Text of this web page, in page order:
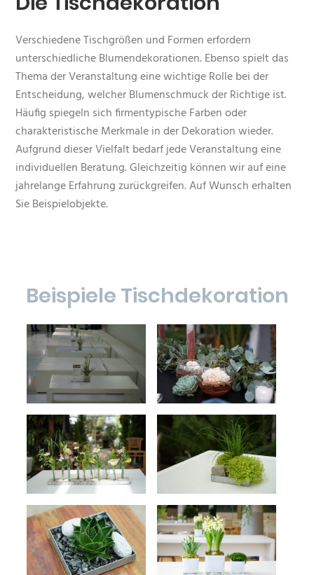
Verschiedene Tischgrößen und Formen erfordern
unterschiedliche Blumendekorationen. Ebenso spielt das
Thema der Veranstaltung eine wichtige Rolle bei der
Entscheidung, welcher Blumenschmuck der Richtige ist.
Häufig spiegeln sich firmentypische Farben oder
charakteristische Merkmale in der Dekoration wieder.
Aufgrund dieser Vielfalt bedarf jede Veranstaltung eine
individuellen Beratung. Gleichzeitig können wir auf eine
jahrelange Erfahrung zurückgreifen. Auf Wunsch erhalten
Sie Beispielobjekte.
Beispiele Tischdekoration